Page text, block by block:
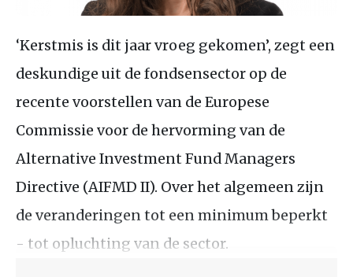
‘Kerstmis is dit jaar vroeg gekomen’, zegt een
deskundige uit de fondsensector op de
recente voorstellen van de Europese
Commissie voor de hervorming van de
Alternative Investment Fund Managers
Directive (AIFMD II). Over het algemeen zijn
de veranderingen tot een minimum beperkt
- tot opluchting van de sector.